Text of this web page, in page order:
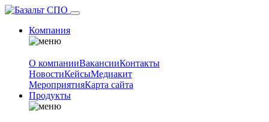
Компания
О компанииВакансииКонтакты
НовостиКейсыМедиакит
МероприятияКарта сайта
Продукты